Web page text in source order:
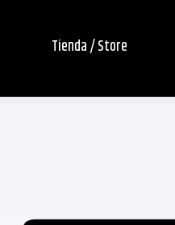
Tienda / Store